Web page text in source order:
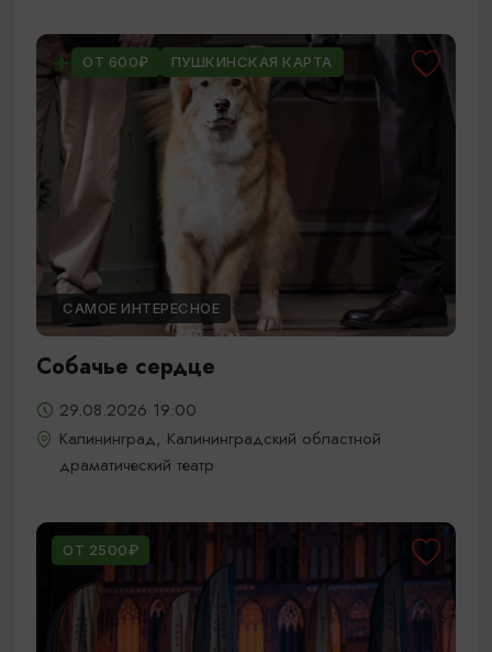
ОТ 600₽ ПУШКИНСКАЯ КАРТА
САМОЕ ИНТЕРЕСНОЕ
Собачье сердце
29.08.2026 19:00
Калининград, Калининградский областной
драматический театр
ОТ 2500₽